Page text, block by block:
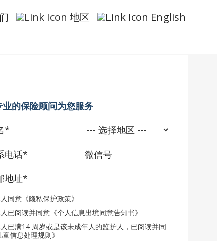
地区 English
业的保险顾问为您服务
同意 《隐私保护政策》
已阅读并同意 《个人信息出境同意告知书》
已满14 周岁或是该未成年人的监护人，已阅读并同
童信息处理规则》